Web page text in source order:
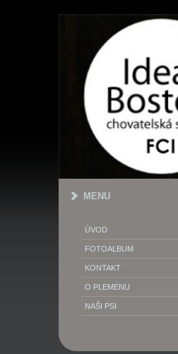
MENU
ÚVOD
FOTOALBUM
KONTAKT
O PLEMENU
NAŠI PSI